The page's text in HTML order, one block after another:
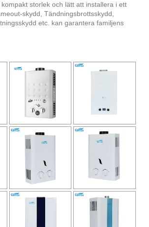
storlek och lätt att installera i ett
skydd, Tändningsbrottsskydd,
etc. kan garantera familjens